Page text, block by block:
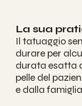
La sua
Il tatuaggio
durare per
durata esatta
pelle del
e dalla